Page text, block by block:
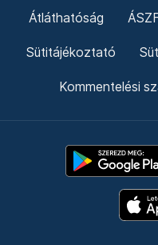
Átláthatóság
Sütitájékoztató
Kommentelési